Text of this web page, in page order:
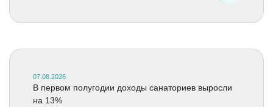
07.08.2026
В первом полугодии доходы санаториев выросли
на 13%